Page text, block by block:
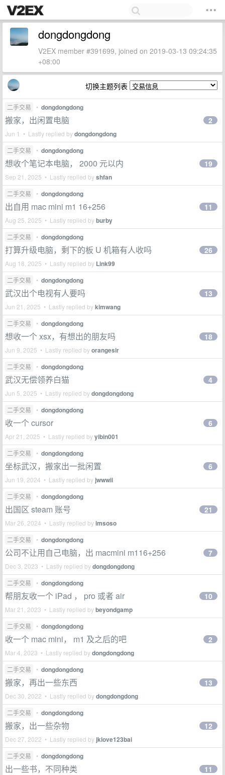
dongdongdong
V2EX member #391699, joined on 2019-03-13 09:24:35
+08:00
切换主题列表
二手交易 • dongdongdong
搬家，出闲置电脑
Jun 1 • Lastly replied bydongdongdong
2
二手交易 • dongdongdong
想收个笔记本电脑， 2000 元以内
Sep 21, 2025 • Lastly replied byshfan
19
二手交易 • dongdongdong
出自用 mac mini m1 16+256
Aug 25, 2025 • Lastly replied byburby
11
二手交易 • dongdongdong
打算升级电脑，剩下的板 U 机箱有人收吗
Aug 18, 2025 • Lastly replied by Link99
26
二手交易 • dongdongdong
武汉出个电视有人要吗
Jun 21, 2025 • Lastly replied bykimwang
13
二手交易 • dongdongdong
想收一个 xsx，有想出的朋友吗
Jun 9, 2025 • Lastly replied byorangesir
18
二手交易 • dongdongdong
武汉无偿领养白猫
Jun 5, 2025 • Lastly replied bydongdongdong
4
二手交易 • dongdongdong
收一个 cursor
Apr 21, 2025 • Lastly replied byyibin001
6
二手交易 • dongdongdong
坐标武汉，搬家出一批闲置
Jun 19, 2024 • Lastly replied by jwwwii
6
二手交易 • dongdongdong
出国区 steam 账号
Mar 26, 2024 • Lastly replied byimsoso
21
二手交易 • dongdongdong
公司不让用自己电脑，出 macmini m116+256
Dec 3, 2023 • Lastly replied bydongdongdong
7
二手交易 • dongdongdong
帮朋友收一个 iPad ， pro 或者 air
Mar 21, 2023 • Lastly replied bybeyondgamp
10
二手交易 • dongdongdong
收一个 mac mini， m1 及之后的吧
Mar 4, 2023 • Lastly replied bydongdongdong
2
二手交易 • dongdongdong
搬家，再出一些东西
Dec 30, 2022 • Lastly replied bydongdongdong
13
二手交易 • dongdongdong
搬家，出一些杂物
Dec 27, 2022 • Lastly replied by jklove123bai
12
二手交易 • dongdongdong
出一些书，不同种类 11